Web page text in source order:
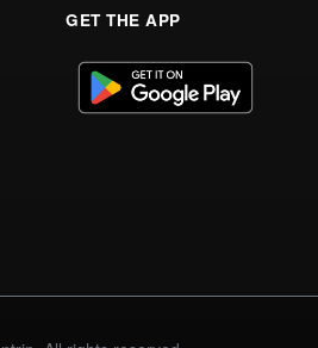
GET THE APP